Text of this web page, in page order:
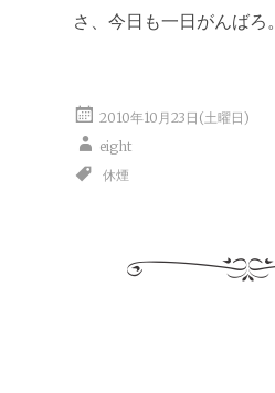
さ、今日も一日がんばろ。
2010年10月23日(土曜日)
eight
休煙